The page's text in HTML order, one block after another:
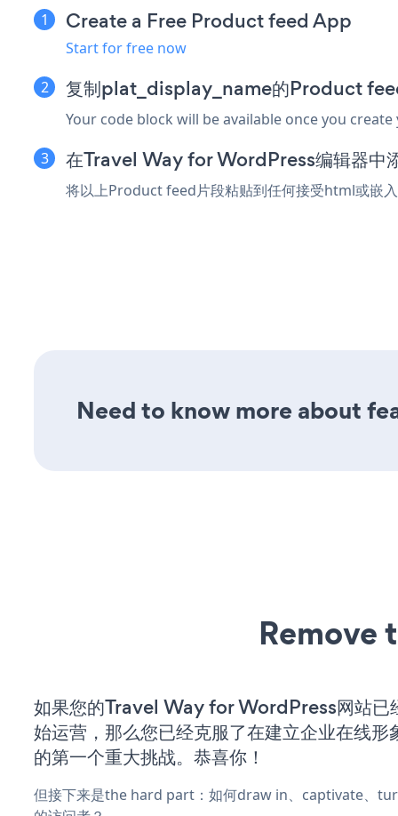
Create a Free Product feed App
Start for free now
复制plat_display_name的Product
Your code block will be available once you create
在Travel Way for WordPress编辑器中
将以上Product feed片段粘贴到任何接受html或嵌
Need to know more about
Remove
如果您的Travel Way for WordPress网站已
始运营，那么您已经克服了在建立企业在线形
的第一个重大挑战。恭喜你！
但接下来是the hard part：如何draw in、captivate、